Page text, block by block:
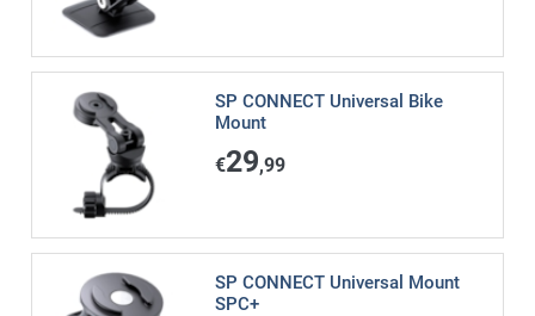
SP CONNECT Universal Bike
Mount
€29,99
SP CONNECT Universal Mount
SPC+